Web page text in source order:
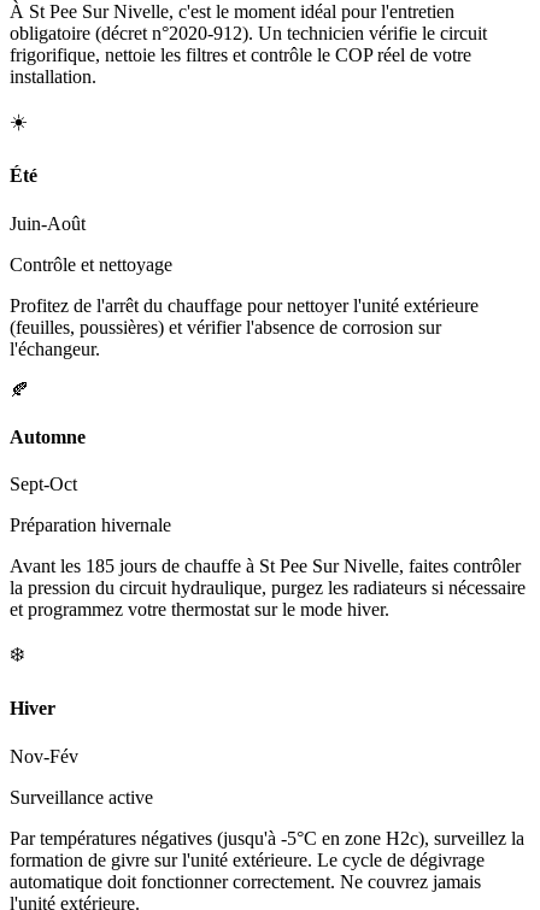
À St Pee Sur Nivelle, c'est le moment idéal pour l'entretien
obligatoire (décret n°2020-912). Un technicien vérifie le circuit
frigorifique, nettoie les filtres et contrôle le COP réel de votre
installation.
☀️
Été
Juin-Août
Contrôle et nettoyage
Profitez de l'arrêt du chauffage pour nettoyer l'unité extérieure
(feuilles, poussières) et vérifier l'absence de corrosion sur
l'échangeur.
🍂
Automne
Sept-Oct
Préparation hivernale
Avant les 185 jours de chauffe à St Pee Sur Nivelle, faites contrôler
la pression du circuit hydraulique, purgez les radiateurs si nécessaire
et programmez votre thermostat sur le mode hiver.
❄️
Hiver
Nov-Fév
Surveillance active
Par températures négatives (jusqu'à -5°C en zone H2c), surveillez la
formation de givre sur l'unité extérieure. Le cycle de dégivrage
automatique doit fonctionner correctement. Ne couvrez jamais
l'unité extérieure.